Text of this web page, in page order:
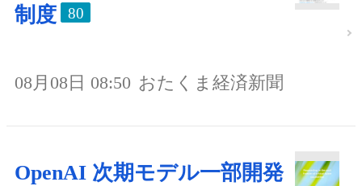
制度
80
08月08日 08:50 おたくま経済新聞
OpenAI 次期モデル一部開発